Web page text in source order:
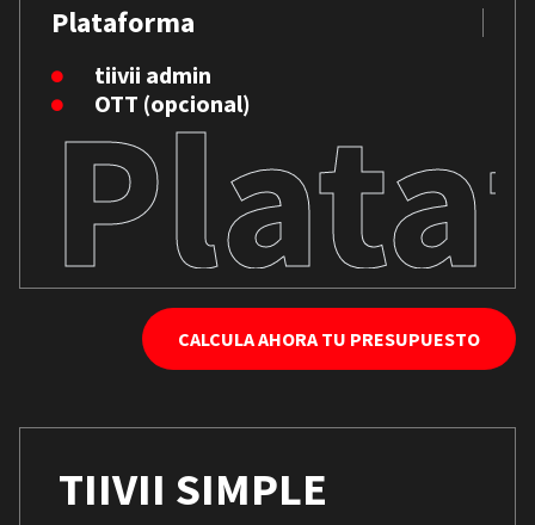
Plataforma
tiivii admin
OTT (opcional)
CALCULA AHORA TU PRESUPUESTO
TIIVII SIMPLE